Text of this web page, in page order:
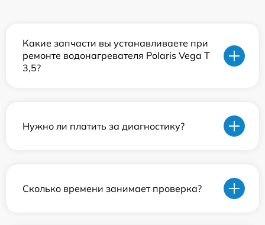
Какие запчасти вы устанавливаете при
ремонте водонагревателя Polaris Vega T
3,5?
Нужно ли платить за диагностику?
Сколько времени занимает проверка?